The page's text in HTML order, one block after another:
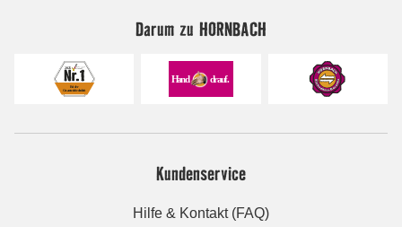
Darum zu HORNBACH
Kundenservice
Hilfe & Kontakt (FAQ)